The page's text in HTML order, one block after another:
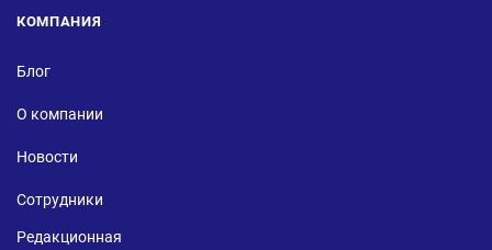
КОМПАНИЯ
Блог
О компании
Новости
Сотрудники
Редакционная